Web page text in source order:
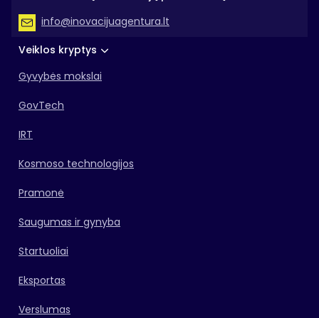
Veiklos kryptys
Gyvybės mokslai
GovTech
IRT
Kosmoso technologijos
Pramonė
Saugumas ir gynyba
Startuoliai
Eksportas
Verslumas
info@inovacijuagentura.lt